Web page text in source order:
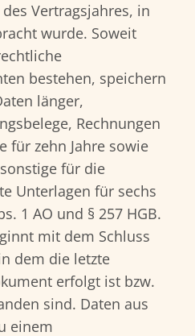
Vertragsjahres, in
wurde. Soweit
bestehen, speichern
länger,
Rechnungen
für zehn Jahre sowie
für die
Unterlagen für sechs
1 AO und § 257 HGB.
mit dem Schluss
dem die letzte
erfolgt ist bzw.
sind. Daten aus
einem